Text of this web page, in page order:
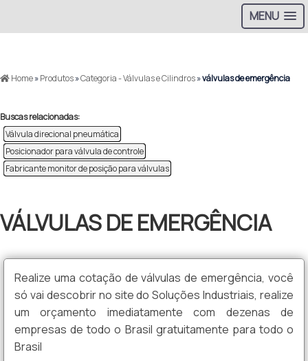
MENU
Home»Produtos»Categoria - Válvulas e Cilindros»válvulas de emergência
Buscas relacionadas:
Válvula direcional pneumática
Posicionador para válvula de controle
Fabricante monitor de posição para válvulas
VÁLVULAS DE EMERGÊNCIA
Realize uma cotação de válvulas de emergência, você
só vai descobrir no site do Soluções Industriais, realize
um orçamento imediatamente com dezenas de
empresas de todo o Brasil gratuitamente para todo o
Brasil